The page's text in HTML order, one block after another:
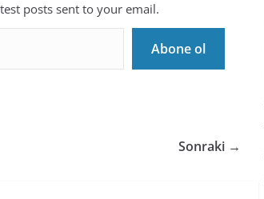
posts sent to your email.
Abone ol
Sonraki →